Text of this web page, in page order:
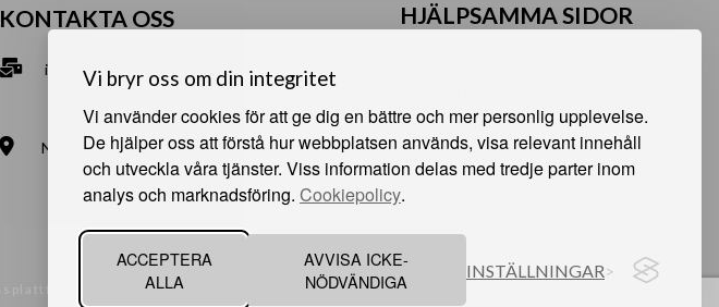
Vi bryr oss om din integritet
Vi använder cookies för att ge dig en bättre och mer personlig upplevelse.
De hjälper oss att förstå hur webbplatsen används, visa relevant innehåll
och utveckla våra tjänster. Viss information delas med tredje parter inom
analys och marknadsföring. Cookiepolicy.
ACCEPTERA
ALLA
AVVISA ICKE-
NÖDVÄNDIGA
INSTÄLLNINGAR
KONTAKTA OSS
info@bna.nu
070-2813890
Norrgårdsgatan 9a, 686 35 Sunne
Bjälverud 540, 68693 Sunne
HJÄLPSAMMA SIDOR
Om oss
Våra auktioner
Kundservice